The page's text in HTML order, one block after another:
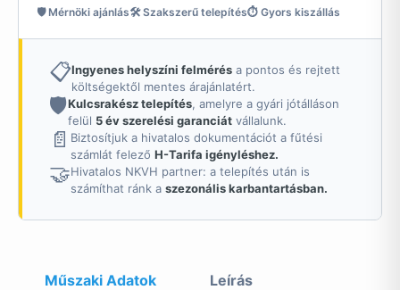
🛡️ Mérnöki ajánlás🛠️ Szakszerű telepítés⏱️ Gyors kiszállás
📋Ingyenes helyszíni felmérés a pontos és rejtett
költségektől mentes árajánlatért.
🛡️Kulcsrakész telepítés, amelyre a gyári jótálláson
felül 5 év szerelési garanciát vállalunk.
📄 Biztosítjuk a hivatalos dokumentációt a fűtési
számlát felező H-Tarifa igényléshez.
🤝Hivatalos NKVH partner: a telepítés után is
számíthat ránk a szezonális karbantartásban.
Műszaki Adatok Leírás